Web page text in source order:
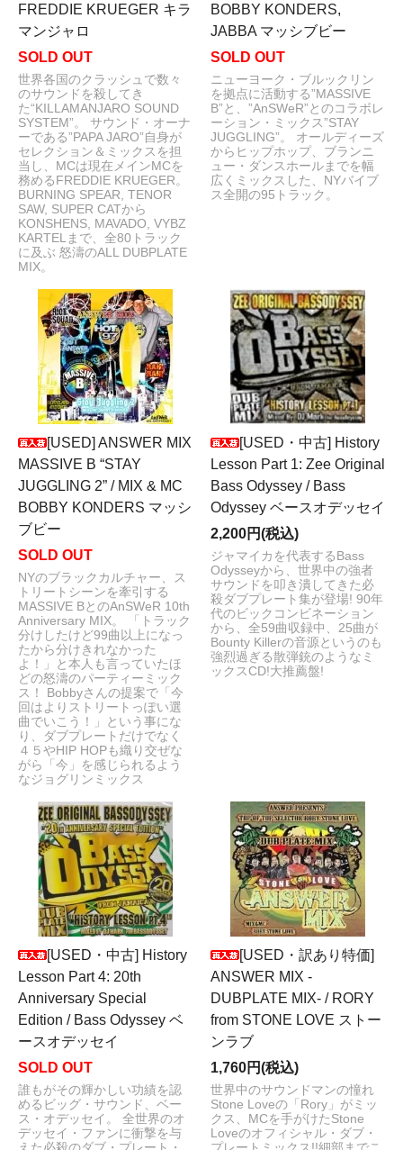
FREDDIE KRUEGER キラ
マンジャロ
SOLD OUT
世界各国のクラッシュで数々
のサウンドを殺してき
た“KILLAMANJARO SOUND
SYSTEM”。 サウンド・オーナ
ーである”PAPA JARO”自身が
セレクション＆ミックスを担
当し、MCは現在メインMCを
務めるFREDDIE KRUEGER。
BURNING SPEAR, TENOR
SAW, SUPER CATから
KONSHENS, MAVADO, VYBZ
KARTELまで、全80トラック
に及ぶ 怒濤のALL DUBPLATE
MIX。
BOBBY KONDERS,
JABBA マッシブビー
SOLD OUT
ニューヨーク・ブルックリン
を拠点に活動する”MASSIVE
B”と、”AnSWeR”とのコラボレ
ーション・ミックス”STAY
JUGGLING”。 オールディーズ
からヒップホップ、ブランニ
ュー・ダンスホールまでを幅
広くミックスした、NYバイブ
ス全開の95トラック。
[USED] ANSWER MIX
MASSIVE B “STAY
JUGGLING 2” / MIX & MC
BOBBY KONDERS マッシ
ブビー
SOLD OUT
NYのブラックカルチャー、ス
トリートシーンを牽引する
MASSIVE BとのAnSWeR 10th
Anniversary MIX。 「トラック
分けしたけど99曲以上になっ
たから分けきれなかった
よ！」と本人も言っていたほ
どの怒濤のパーティーミック
ス！ Bobbyさんの提案で「今
回はよりストリートっぽい選
曲でいこう！」という事にな
り、ダブプレートだけでなく
４５やHIP HOPも織り交ぜな
がら「今」を感じられるよう
なジョグリンミックス
[USED・中古] History
Lesson Part 1: Zee Original
Bass Odyssey / Bass
Odyssey ベースオデッセイ
2,200円(税込)
ジャマイカを代表するBass
Odysseyから、世界中の強者
サウンドを叩き潰してきた必
殺ダブプレート集が登場! 90年
代のビックコンビネーション
から、全59曲収録中、25曲が
Bounty Killerの音源というのも
強烈過ぎる散弾銃のようなミ
ックスCD!大推薦盤!
[USED・中古] History
Lesson Part 4: 20th
Anniversary Special
Edition / Bass Odyssey ベ
ースオデッセイ
SOLD OUT
誰もがその輝かしい功績を認
めるビッグ・サウンド、ベー
ス・オデッセイ。 全世界のオ
デッセイ・ファンに衝撃を与
[USED・訳あり特価]
ANSWER MIX -
DUBPLATE MIX- / RORY
from STONE LOVE ストー
ンラブ
1,760円(税込)
世界中のサウンドマンの憧れ
Stone Loveの「Rory」がミッ
クス、MCを手がけたStone
Loveのオフィシャル・ダブ・